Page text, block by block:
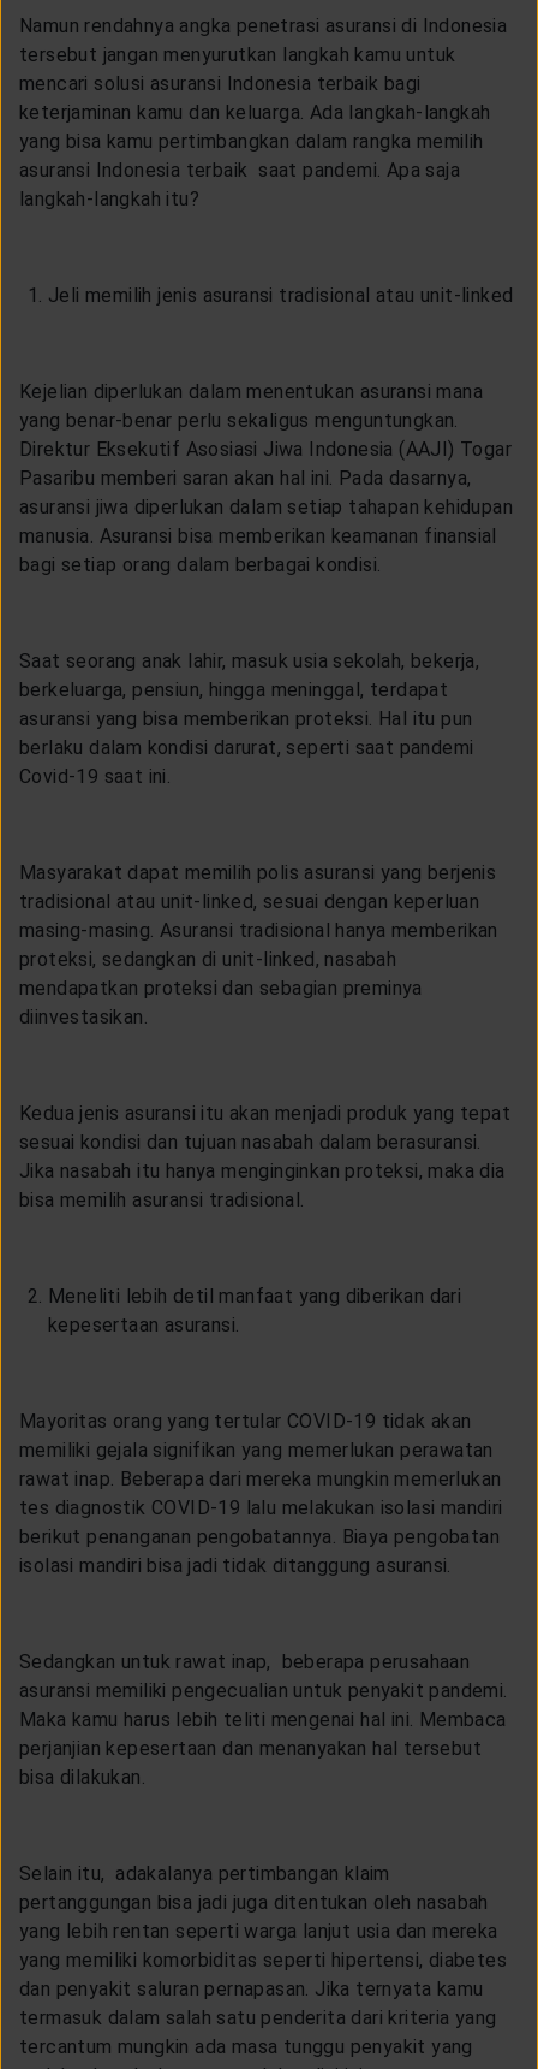
Namun rendahnya angka penetrasi asuransi di Indonesia
tersebut jangan menyurutkan langkah kamu untuk
mencari solusi asuransi Indonesia terbaik bagi
keterjaminan kamu dan keluarga. Ada langkah-langkah
yang bisa kamu pertimbangkan dalam rangka memilih
asuransi Indonesia terbaik saat pandemi. Apa saja
langkah-langkah itu?
Jeli memilih jenis asuransi tradisional atau unit-linked
Kejelian diperlukan dalam menentukan asuransi mana
yang benar-benar perlu sekaligus menguntungkan.
Direktur Eksekutif Asosiasi Jiwa Indonesia (AAJI) Togar
Pasaribu memberi saran akan hal ini. Pada dasarnya,
asuransi jiwa diperlukan dalam setiap tahapan kehidupan
manusia. Asuransi bisa memberikan keamanan finansial
bagi setiap orang dalam berbagai kondisi.
Saat seorang anak lahir, masuk usia sekolah, bekerja,
berkeluarga, pensiun, hingga meninggal, terdapat
asuransi yang bisa memberikan proteksi. Hal itu pun
berlaku dalam kondisi darurat, seperti saat pandemi
Covid-19 saat ini.
Masyarakat dapat memilih polis asuransi yang berjenis
tradisional atau unit-linked, sesuai dengan keperluan
masing-masing. Asuransi tradisional hanya memberikan
proteksi, sedangkan di unit-linked, nasabah
mendapatkan proteksi dan sebagian preminya
diinvestasikan.
Kedua jenis asuransi itu akan menjadi produk yang tepat
sesuai kondisi dan tujuan nasabah dalam berasuransi.
Jika nasabah itu hanya menginginkan proteksi, maka dia
bisa memilih asuransi tradisional.
Meneliti lebih detil manfaat yang diberikan dari
kepesertaan asuransi.
Mayoritas orang yang tertular COVID-19 tidak akan
memiliki gejala signifikan yang memerlukan perawatan
rawat inap. Beberapa dari mereka mungkin memerlukan
tes diagnostik COVID-19 lalu melakukan isolasi mandiri
berikut penanganan pengobatannya. Biaya pengobatan
isolasi mandiri bisa jadi tidak ditanggung asuransi.
Sedangkan untuk rawat inap, beberapa perusahaan
asuransi memiliki pengecualian untuk penyakit pandemi.
Maka kamu harus lebih teliti mengenai hal ini. Membaca
perjanjian kepesertaan dan menanyakan hal tersebut
bisa dilakukan.
Selain itu, adakalanya pertimbangan klaim
pertanggungan bisa jadi juga ditentukan oleh nasabah
yang lebih rentan seperti warga lanjut usia dan mereka
yang memiliki komorbiditas seperti hipertensi, diabetes
dan penyakit saluran pernapasan. Jika ternyata kamu
termasuk dalam salah satu penderita dari kriteria yang
tercantum mungkin ada masa tunggu penyakit yang